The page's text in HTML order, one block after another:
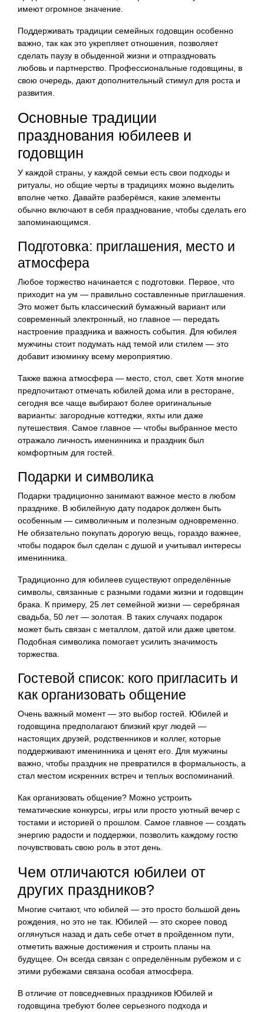
имеют огромное значение.
Поддерживать традиции семейных годовщин особенно
важно, так как это укрепляет отношения, позволяет
сделать паузу в обыденной жизни и отпраздновать
любовь и партнерство. Профессиональные годовщины, в
свою очередь, дают дополнительный стимул для роста и
развития.
Основные традиции
празднования юбилеев и
годовщин
У каждой страны, у каждой семьи есть свои подходы и
ритуалы, но общие черты в традициях можно выделить
вполне четко. Давайте разберёмся, какие элементы
обычно включают в себя празднование, чтобы сделать его
запоминающимся.
Подготовка: приглашения, место и
атмосфера
Любое торжество начинается с подготовки. Первое, что
приходит на ум — правильно составленные приглашения.
Это может быть классический бумажный вариант или
современный электронный, но главное — передать
настроение праздника и важность события. Для юбилея
мужчины стоит подумать над темой или стилем — это
добавит изюминку всему мероприятию.
Также важна атмосфера — место, стол, свет. Хотя многие
предпочитают отмечать юбилей дома или в ресторане,
сегодня все чаще выбирают более оригинальные
варианты: загородные коттеджи, яхты или даже
путешествия. Самое главное — чтобы выбранное место
отражало личность именинника и праздник был
комфортным для гостей.
Подарки и символика
Подарки традиционно занимают важное место в любом
празднике. В юбилейную дату подарок должен быть
особенным — символичным и полезным одновременно.
Не обязательно покупать дорогую вещь, гораздо важнее,
чтобы подарок был сделан с душой и учитывал интересы
именинника.
Традиционно для юбилеев существуют определённые
символы, связанные с разными годами жизни и годовщин
брака. К примеру, 25 лет семейной жизни — серебряная
свадьба, 50 лет — золотая. В таких случаях подарок
может быть связан с металлом, датой или даже цветом.
Подобная символика помогает усилить значимость
торжества.
Гостевой список: кого пригласить и
как организовать общение
Очень важный момент — это выбор гостей. Юбилей и
годовщина предполагают близкий круг людей —
настоящих друзей, родственников и коллег, которые
поддерживают именинника и ценят его. Для мужчины
важно, чтобы праздник не превратился в формальность, а
стал местом искренних встреч и теплых воспоминаний.
Как организовать общение? Можно устроить
тематические конкурсы, игры или просто уютный вечер с
тостами и историей о прошлом. Самое главное — создать
энергию радости и поддержки, позволить каждому гостю
почувствовать свою роль в этот день.
Чем отличаются юбилеи от
других праздников?
Многие считают, что юбилей — это просто большой день
рождения, но это не так. Юбилей — это скорее повод
оглянуться назад и дать себе отчет в пройденном пути,
отметить важные достижения и строить планы на
будущее. Он всегда связан с определённым рубежом и с
этими рубежами связана особая атмосфера.
В отличие от повседневных праздников Юбилей и
годовщина требуют более серьезного подхода и